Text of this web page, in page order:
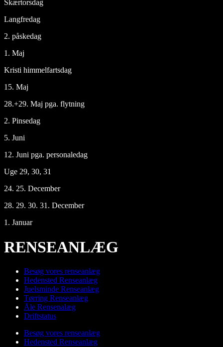
Skærtorsdag
Langfredag
2. påskedag
1. Maj
Kristi himmelfartsdag
15. Maj
28.+29. Maj pga. flytning
2. Pinsedag
5. Juni
12. Juni pga. personaledag
Uge 29, 30, 31
24. 25. December
28. 29. 30. 31. December
1. Januar
RENSEANLÆG
Besøg vores renseanlæg
Hedensted Renseanlæg
Juelsminde Renseanlæg
Tørring Renseanlæg
Åle Rensenalæg
Driftstatus
Besøg vores renseanlæg
Hedensted Renseanlæg